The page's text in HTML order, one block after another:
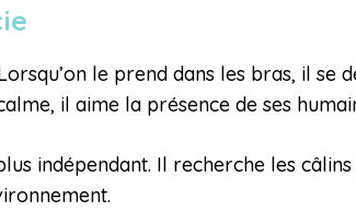
le prend dans les bras, il se
il aime la présence de ses
indépendant. Il recherche les